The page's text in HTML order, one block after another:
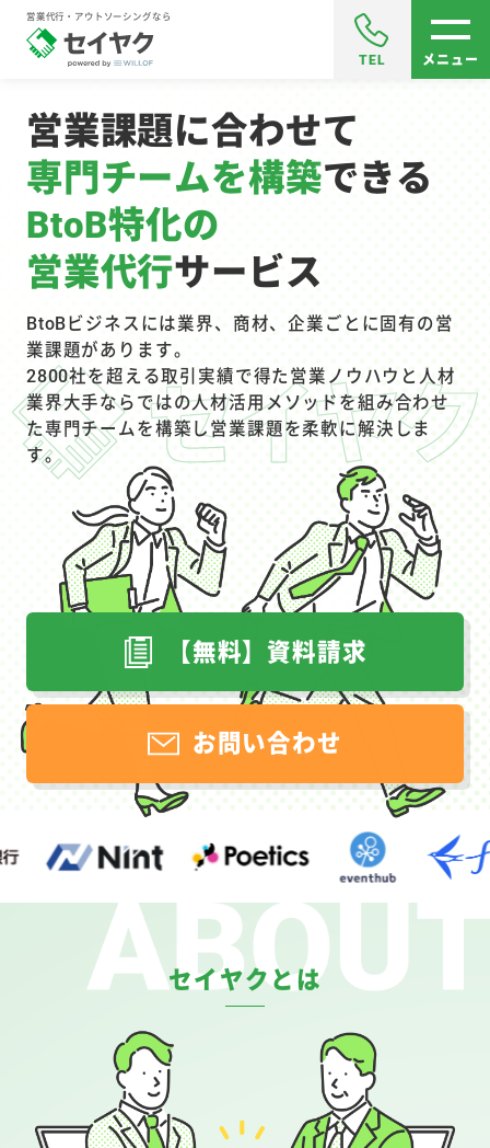
営業代行・アウトソーシングなら
TEL メニュー
営業課題に合わせて
専門チームを構築できる
BtoB特化の
営業代行サービス
BtoBビジネスには業界、商材、企業ごとに固有の営
業課題があります。
2800社を超える取引実績で得た営業ノウハウと 人材
業界大手ならではの人材活用メソッドを組み合わせ
た専門チームを構築し営業課題を柔軟に解決しま
す。
【無料】資料請求
お問い合わせ
セイヤクとは